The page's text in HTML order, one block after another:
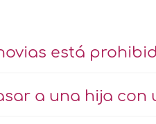
está
a una hija con